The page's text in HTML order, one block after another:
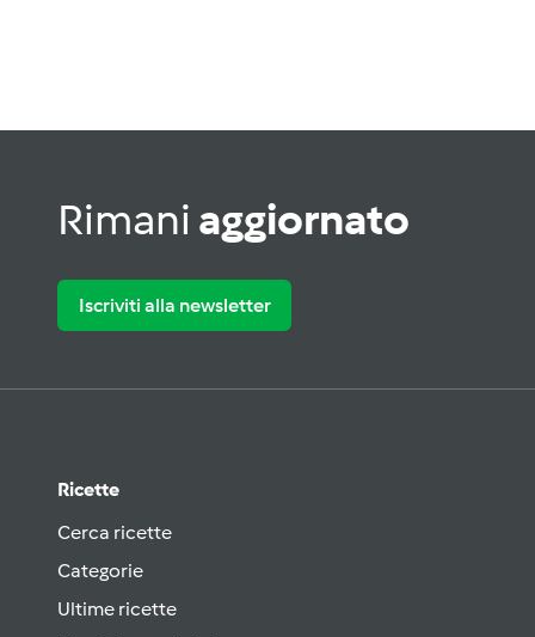
Rimani aggiornato
Iscriviti alla newsletter
Ricette
Cerca ricette
Categorie
Ultime ricette